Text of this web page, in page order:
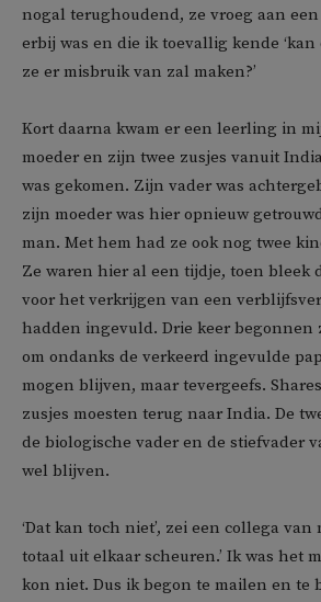
nogal terughoudend, ze vroeg aan
erbij was en die ik toevallig kende
ze er misbruik van zal maken?’
Kort daarna kwam er een leerling in
moeder en zijn twee zusjes vanuit
was gekomen. Zijn vader was
zijn moeder was hier opnieuw
man. Met hem had ze ook nog twee
Ze waren hier al een tijdje, toen bleek
voor het verkrijgen van een
hadden ingevuld. Drie keer begonnen
om ondanks de verkeerd ingevulde
mogen blijven, maar tevergeefs.
zusjes moesten terug naar India. De
de biologische vader en de stiefvader
wel blijven.
‘Dat kan toch niet’, zei een collega van
totaal uit elkaar scheuren.’ Ik was het
kon niet. Dus ik begon te mailen en te